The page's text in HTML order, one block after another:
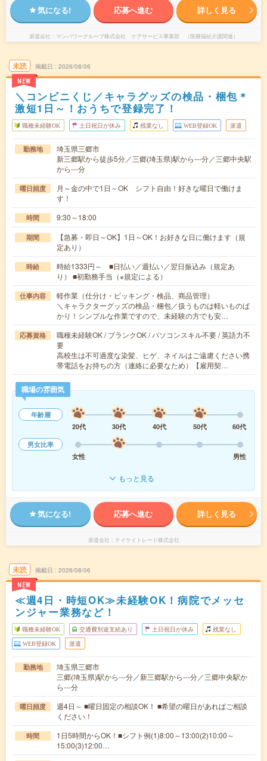
気になる! 応募へ進む 詳しく見る
派遣会社 マンパワーグループ株式会社 ケアサービス事業部 （医療福祉介護関連）
未読
NEW
掲載日 2026/08/06
＼コンビニくじ／キャラグッズの検品・梱包＊
激短1日～！おうちで登録完了！
職種未経験OK 土日祝日が休み 残業なし WEB登録OK 派遣
勤務地
埼玉県三郷市
新三郷駅から徒歩5分／三郷(埼玉県)駅から---分／三郷中央駅
から---分
曜日頻度
月～金の中で1日～OK シフト自由！好きな曜日で働けま
す！
時間 9:30～18:00
期間
【急募・即日～OK】1日～OK！お好きな日に働けます（規
定あり）
時給
時給1333円～ ■日払い／週払い／翌日振込み（規定あ
り） ■初勤務手当（※規定による）
仕事内容
軽作業（仕分け・ピッキング・検品、商品管理）
＼キャラクターグッズの検品・梱包／扱うものは軽いものば
かり！シンプルな作業ですので、未経験の方でも安…
応募資格
職種未経験OK / ブランクOK / パソコンスキル不要 / 英語力不
要
高校生は不可過度な染髪、ヒゲ、ネイルはご遠慮ください携
帯電話をお持ちの方（連絡に必要なため）【雇用契…
職場の雰囲気
年齢層
20代
30代 40代 50代
60代
男女比率
女性
男性
もっと見る
気になる! 応募へ進む 詳しく見る
派遣会社 テイケイトレード株式会社
未読
NEW
掲載日 2026/08/06
≪週4日・時短OK≫未経験OK！病院でメッセ
ンジャー業務など！
職種未経験OK 交通費別途支給あり 土日祝日が休み 残業なし
WEB登録OK 派遣
勤務地
埼玉県三郷市
三郷(埼玉県)駅から---分／新三郷駅から---分／三郷中央駅か
ら---分
曜日頻度
週4日～ ■曜日固定の相談OK！ ■希望の曜日があればご相談
ください！
時間
1日5時間からOK！■シフト例(1)8:00～13:00(2)10:00～
15:00(3)12:00…